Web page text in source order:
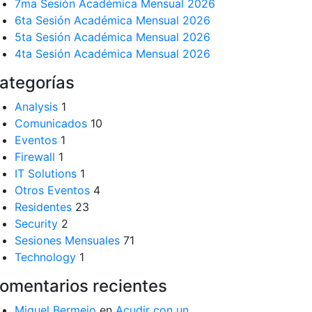
7ma Sesión Académica Mensual 2026
6ta Sesión Académica Mensual 2026
5ta Sesión Académica Mensual 2026
4ta Sesión Académica Mensual 2026
Analysis 1
Comunicados 10
Eventos 1
Firewall 1
IT Solutions 1
Otros Eventos 4
Residentes 23
Security 2
Sesiones Mensuales 71
Technology 1
recientes